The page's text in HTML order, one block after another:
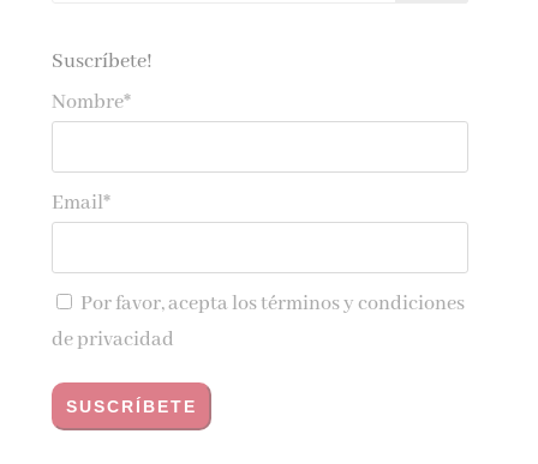
Suscríbete!
Nombre*
Email*
Por favor, acepta lostérminos y condiciones
de privacidad